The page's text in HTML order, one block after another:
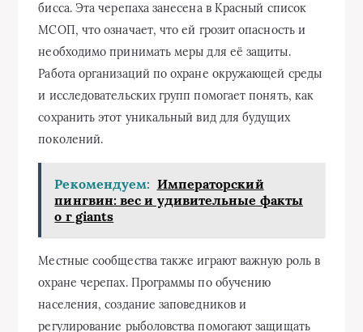
бисса. Эта черепаха занесена в Красный список
МСОП, что означает, что ей грозит опасность и
необходимо принимать меры для её защиты.
Работа организаций по охране окружающей среды
и исследовательских групп помогает понять, как
сохранить этот уникальный вид для будущих
поколений.
Рекомендуем: Императорский
пингвин: вес и удивительные факты
о г giants
Местные сообщества также играют важную роль в
охране черепах. Программы по обучению
населения, создание заповедников и
регулирование рыболовства помогают защищать